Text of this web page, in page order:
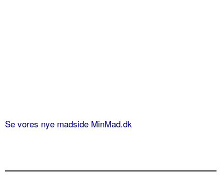
Se vores nye madside MinMad.dk